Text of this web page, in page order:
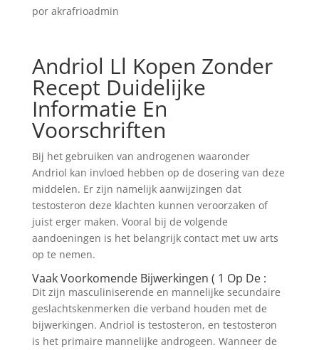
por akrafrioadmin
Andriol Ll Kopen Zonder
Recept Duidelijke
Informatie En
Voorschriften
Bij het gebruiken van androgenen waaronder
Andriol kan invloed hebben op de dosering van deze
middelen. Er zijn namelijk aanwijzingen dat
testosteron deze klachten kunnen veroorzaken of
juist erger maken. Vooral bij de volgende
aandoeningen is het belangrijk contact met uw arts
op te nemen.
Vaak Voorkomende Bijwerkingen ( 1 Op De :
Dit zijn masculiniserende en mannelijke secundaire
geslachtskenmerken die verband houden met de
bijwerkingen. Andriol is testosteron, en testosteron
is het primaire mannelijke androgeen. Wanneer de